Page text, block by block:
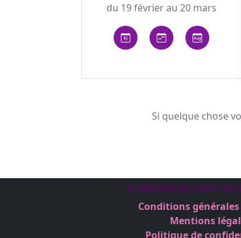
du 19 février au 20 mars
Si quelque chose
A PROPOS DE L'OEIL DU
Conditions
Mentions
Politique de